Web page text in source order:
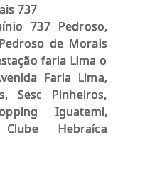
737
737 Pedroso,
de Morais
faria Lima o
Faria Lima,
Sesc Pinheiros,
Iguatemi,
Hebraíca